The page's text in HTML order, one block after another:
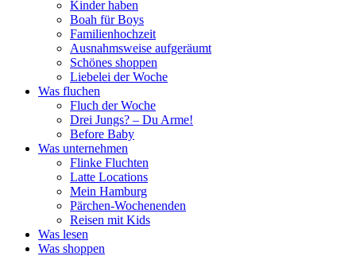
Kinder haben
Boah für Boys
Familienhochzeit
Ausnahmsweise aufgeräumt
Schönes shoppen
Liebelei der Woche
Was fluchen
Fluch der Woche
Drei Jungs? – Du Arme!
Before Baby
Was unternehmen
Flinke Fluchten
Latte Locations
Mein Hamburg
Pärchen-Wochenenden
Reisen mit Kids
Was lesen
Was shoppen